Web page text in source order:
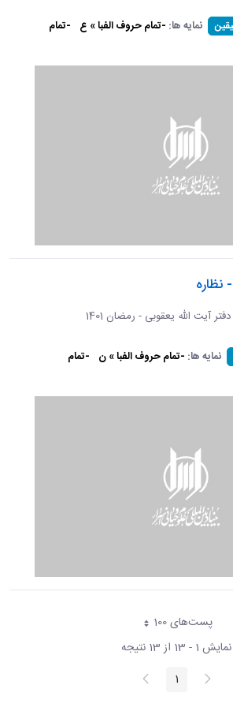
نمایه ها: -تمام حروف الفبا » ع -تمام
نظاره
آیت الله یعقوبی - رمضان 1401
نمایه ها: -تمام حروف الفبا » ن -تمام
پست‌‌های 100هر صفحه
نمایش 1 - 13 از 13 نتیجه
پیغام
قبلی صفحه1 صفحه
بعد